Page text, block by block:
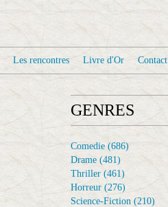
Les rencontres Livre d'Or Contact
GENRES
Comedie (686)
Drame (481)
Thriller (461)
Horreur (276)
Science-Fiction (210)